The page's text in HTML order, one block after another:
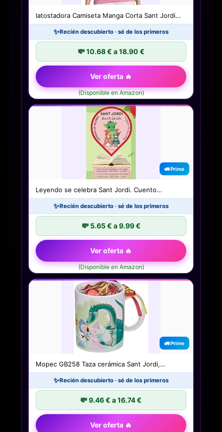
latostadora Camiseta Manga Corta Sant Jordi…
✨Recién descubierto · sé de los primeros
💸 10.68 € a 18.90 €
Ver oferta 🔥
(Disponible en Amazon)
🚛 Prime
Leyendo se celebra Sant Jordi. Cuento…
✨Recién descubierto · sé de los primeros
💸 5.65 € a 9.99 €
Ver oferta 🔥
(Disponible en Amazon)
🚛 Prime
Mopec GB258 Taza cerámica Sant Jordi,…
✨Recién descubierto · sé de los primeros
💸 9.46 € a 16.74 €
Ver oferta 🔥